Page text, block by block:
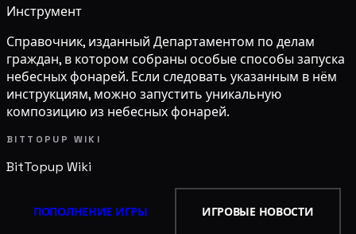
Инструмент
Справочник, изданный Департаментом по делам
граждан, в котором собраны особые способы запуска
небесных фонарей. Если следовать указанным в нём
инструкциям, можно запустить уникальную
композицию из небесных фонарей.
BITTOPUP WIKI
BitTopup Wiki
ПОПОЛНЕНИЕ ИГРЫ ИГРОВЫЕ НОВОСТИ